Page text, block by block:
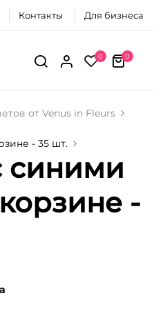
Контакты Для бизнеса
0 0
от Venus in Fleurs
- 35 шт.
синими
-